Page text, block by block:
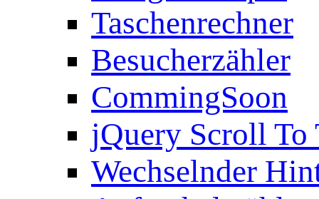
Taschenrechner
Besucherzähler
CommingSoon
jQuery Scroll To
Wechselnder